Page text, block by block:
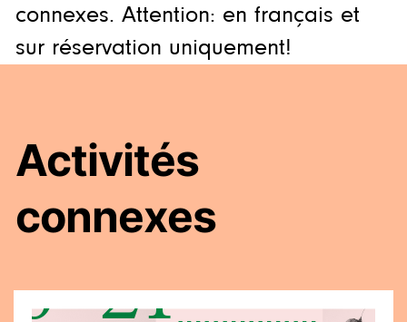
connexes. Attention: en français et
sur réservation uniquement!
Activités
connexes